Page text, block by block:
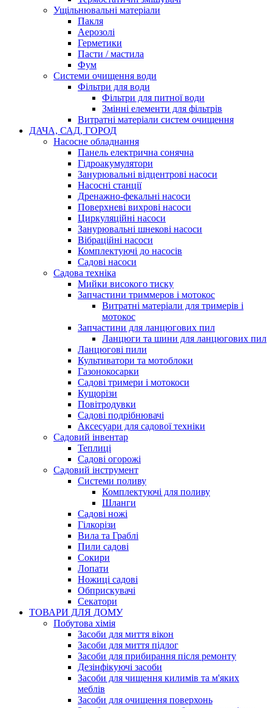
Ущільнювальні матеріали
Пакля
Аерозолі
Герметики
Пасти / мастила
Фум
Системи очищення води
Фільтри для води
Фільтри для питної води
Змінні елементи для фільтрів
Витратні матеріали систем очищення
ДАЧА, САД, ГОРОД
Насосне обладнання
Панель електрична сонячна
Гідроакумулятори
Занурювальні відцентрові насоси
Насосні станції
Дренажно-фекальні насоси
Поверхневі вихрові насоси
Циркуляційні насоси
Занурювальні шнекові насоси
Вібраційні насоси
Комплектуючі до насосів
Cадові насоси
Садова техніка
Мийки високого тиску
Запчастини триммеров і мотокос
Витратні матеріали для тримерів і
мотокос
Запчастини для ланцюгових пил
Ланцюги та шини для ланцюгових пил
Ланцюгові пили
Культиватори та мотоблоки
Газонокосарки
Садові тримери і мотокоси
Кущорізи
Повітродувки
Садові подрібнювачі
Аксесуари для садової техніки
Садовий інвентар
Теплиці
Садові огорожі
Садовий інструмент
Системи поливу
Комплектуючі для поливу
Шланги
Садові ножі
Гілкорізи
Вила та Граблі
Пили садові
Сокири
Лопати
Ножиці садові
Обприскувачі
Секатори
ТОВАРИ ДЛЯ ДОМУ
Побутова хімія
Засоби для миття вікон
Засоби для миття підлог
Засоби для прибирання після ремонту
Дезінфікуючі засоби
Засоби для чищення килимів та м'яких
меблів
Засоби для очищення поверхонь